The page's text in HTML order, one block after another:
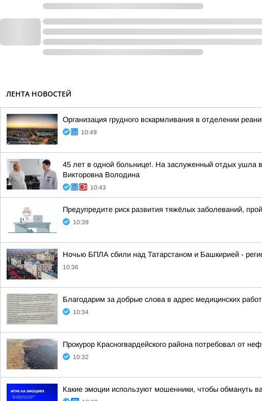
ЛЕНТА НОВОСТЕЙ
Организация грудного вскармливания в отделении
10:49
45 лет в одной больнице!. На заслуженный отдых ушла
Викторовна Володина
10:43
Предупредите риск развития тяжёлых заболеваний,
10:39
Ночью БПЛА сбили над Татарстаном и Башкирией -
10:36
Благодарим за добрые слова в адрес медицинских
10:34
Прокурор Красногвардейского района потребовал от
10:32
Какие эмоции используют мошенники, чтобы обмануть